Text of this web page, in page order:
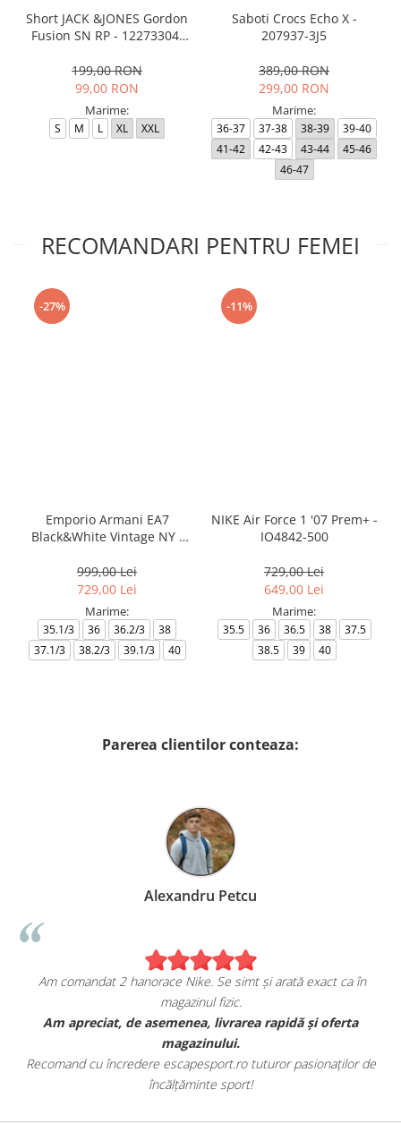
Short JACK &JONES Gordon
Fusion SN RP - 12273304-
199,00 RON
99,00 RON
Marime:
S M L XL XXL
Saboti Crocs Echo X -
207937-3J5
389,00 RON
299,00 RON
Marime:
36-37 37-38 38-39
39-40
41-42
42-43 43-44
45-46
46-47
RECOMANDARI PENTRU FEMEI
-27%
Emporio Armani EA7
Black&White Vintage NY -
999,00 Lei
729,00 Lei
Marime:
35.1/3 36 36.2/3
38
37.1/3
38.2/3 39.1/3 40
-11%
NIKE Air Force 1 '07 Prem+ -
IO4842-500
729,00 Lei
649,00 Lei
Marime:
35.5 36 36.5 38
37.5
38.5
39 40
Parerea clientilor conteaza:
Alexandru Petcu
Am comandat 2 hanorace Nike. Se simt și arată exact ca în
magazinul fizic.
Am apreciat, de asemenea, livrarea rapidă și oferta
magazinului.
Recomand cu încredere escapesport.ro tuturor pasionaților de
încălțăminte sport!